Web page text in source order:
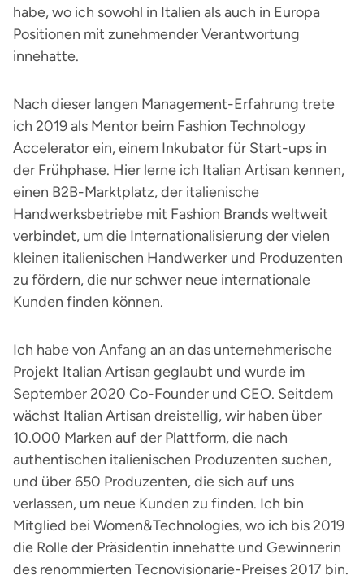
habe, wo ich sowohl in Italien als auch in Europa
Positionen mit zunehmender Verantwortung
innehatte.
Nach dieser langen Management-Erfahrung trete
ich 2019 als Mentor beim Fashion Technology
Accelerator ein, einem Inkubator für Start-ups in
der Frühphase. Hier lerne ich Italian Artisan kennen,
einen B2B-Marktplatz, der italienische
Handwerksbetriebe mit Fashion Brands weltweit
verbindet, um die Internationalisierung der vielen
kleinen italienischen Handwerker und Produzenten
zu fördern, die nur schwer neue internationale
Kunden finden können.
Ich habe von Anfang an an das unternehmerische
Projekt Italian Artisan geglaubt und wurde im
September 2020 Co-Founder und CEO. Seitdem
wächst Italian Artisan dreistellig, wir haben über
10.000 Marken auf der Plattform, die nach
authentischen italienischen Produzenten suchen,
und über 650 Produzenten, die sich auf uns
verlassen, um neue Kunden zu finden. Ich bin
Mitglied bei Women&Technologies, wo ich bis 2019
die Rolle der Präsidentin innehatte und Gewinnerin
des renommierten Tecnovisionarie-Preises 2017 bin.